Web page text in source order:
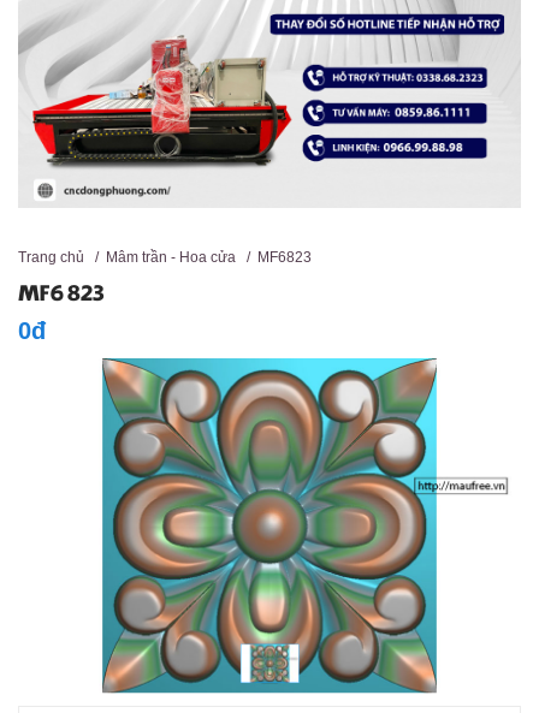
Trang chủ / Mâm trần - Hoa cửa / MF6823
MF6823
0đ